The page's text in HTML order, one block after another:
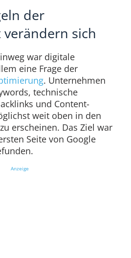
der
sich
war digitale
eine Frage der
. Unternehmen
technische
und Content-
weit oben in den
erscheinen. Das Ziel war
Seite von Google
Anzeige